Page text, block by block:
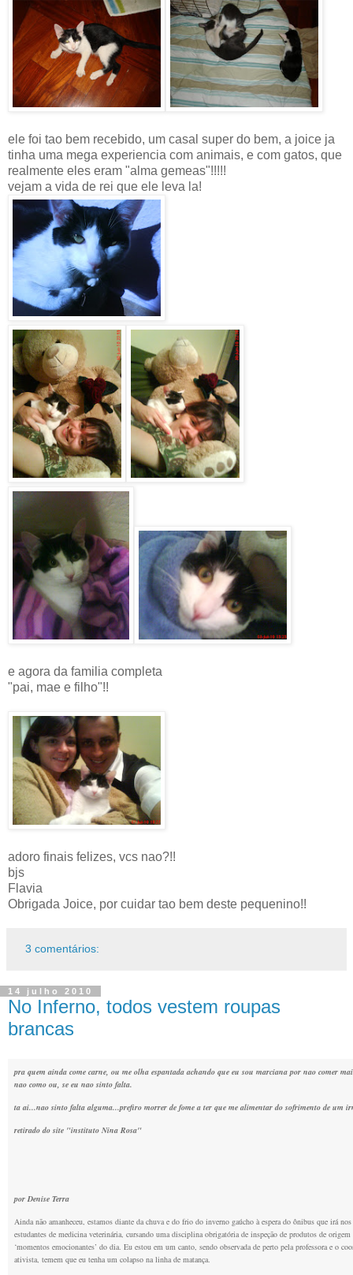
ele foi tao bem recebido, um casal super do bem, a joice ja
tinha uma mega experiencia com animais, e com gatos, que
realmente eles eram "alma gemeas"!!!!!
vejam a vida de rei que ele leva la!
e agora da familia completa
"pai, mae e filho"!!
adoro finais felizes, vcs nao?!!
bjs
Flavia
Obrigada Joice, por cuidar tao bem deste pequenino!!
3 comentários:
14 julho 2010
No Inferno, todos vestem roupas
brancas
pra quem ainda come carne, ou me olha espantada achando que eu sou marciana por nao comer
nao como ou, se eu nao sinto falta.
ta ai...nao sinto falta alguma...prefiro morrer de fome a ter que me alimentar do sofrimento de um
retirado do site "instituto Nina Rosa"
por Denise Terra
Ainda não amanheceu, estamos diante da chuva e do frio do inverno gaúcho à espera do ônibus que irá
estudantes de medicina veterinária, cursando uma disciplina obrigatória de inspeção de produtos de
‘momentos emocionantes’ do dia. Eu estou em um canto, sendo observada de perto pela professora e o
ativista, temem que eu tenha um colapso na linha de matança.